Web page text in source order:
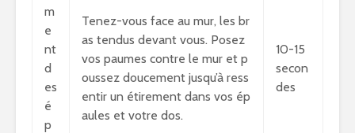
m
e
nt
d
es
é
p
Tenez-vous face au mur, les br
as tendus devant vous. Posez
vos paumes contre le mur et p
oussez doucement jusqu’à ress
entir un étirement dans vos ép
aules et votre dos.
10-15
secon
des